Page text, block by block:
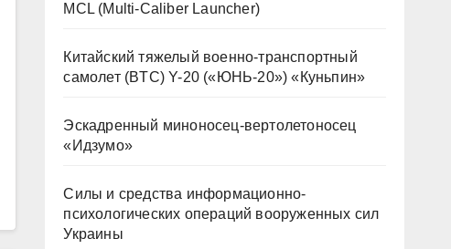
MCL (Multi-Caliber Launcher)
Китайский тяжелый военно-транспортный
самолет (BTC) Y-20 («ЮНЬ-20») «Куньпин»
Эскадренный миноносец-вертолетоносец
«Идзумо»
Силы и средства информационно-
психологических операций вооруженных сил
Украины